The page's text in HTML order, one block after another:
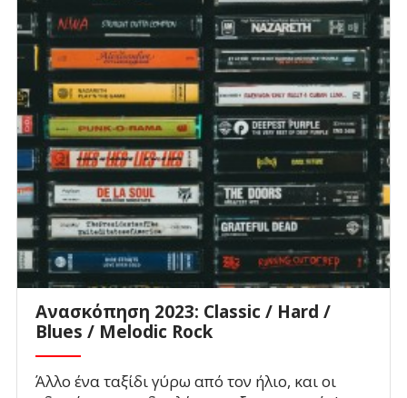
Ανασκόπηση 2023: Classic / Hard /
Blues / Melodic Rock
Άλλο ένα ταξίδι γύρω από τον ήλιο, και οι